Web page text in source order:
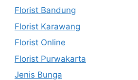
Florist Bandung
Florist Karawang
Florist Online
Florist Purwakarta
Jenis Bunga